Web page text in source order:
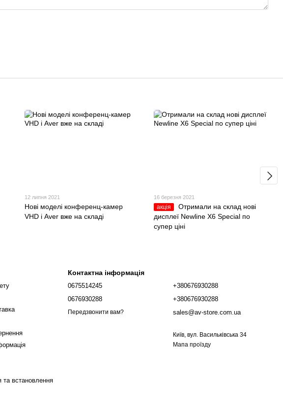
12 липня 2021
Нові моделі конференц-камер
VHD і Aver вже на складі
16 березня 2021
акція
Отримали на склад нові
дисплеї Newline X6 Special по
супер ціні
та встановлення
Контактна інформація
0675514245
0676930288
Передзвонити вам?
+380676930288
+380676930288
sales@av-store.com.ua
Київ, вул. Васильківська 34
Мапа проїзду